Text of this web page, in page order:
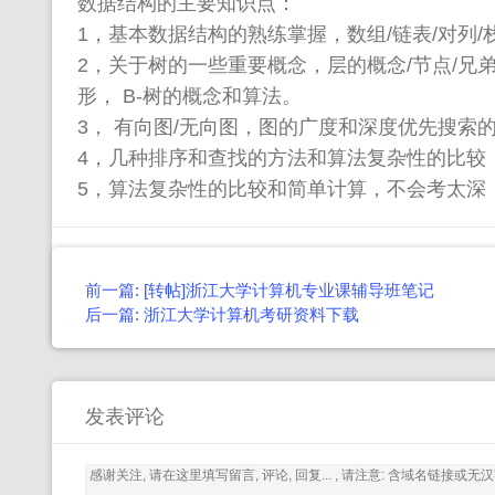
1，基本数据结构的熟练掌握，数组/链表/对列/
2，关于树的一些重要概念，层的概念/节点/兄
形， B-树的概念和算法。
3， 有向图/无向图，图的广度和深度优先搜索
4，几种排序和查找的方法和算法复杂性的比较
5，算法复杂性的比较和简单计算，不会考太
Post
navigation
前一篇: [转帖]浙江大学计算机专业课辅导班笔记
后一篇: 浙江大学计算机考研资料下载
发表评论